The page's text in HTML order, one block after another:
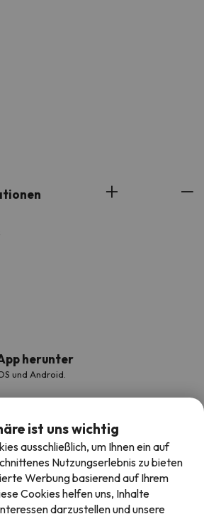
herunter
und Android.
ist uns wichtig
ausschließlich, um Ihnen ein auf
Nutzungserlebnis zu bieten
Werbung basierend auf Ihrem
Cookies helfen uns, Inhalte
darzustellen und unsere